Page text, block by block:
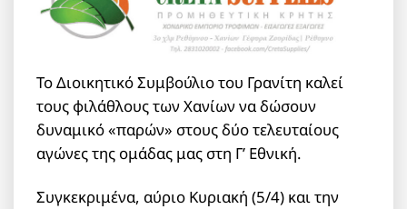
Το Διοικητικό Συμβούλιο του Γρανίτη καλεί
τους φιλάθλους των Χανίων να δώσουν
δυναμικό «παρών» στους δύο τελευταίους
αγώνες της ομάδας μας στη Γ’ Εθνική.
Συγκεκριμένα, αύριο Κυριακή (5/4) και την